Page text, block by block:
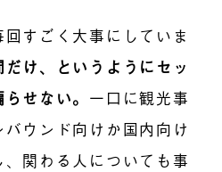
回すごく大事にしていま
け、というようにセッ
せない。 一口に観光事
ウンド向けか国内向け
関わる人についても事